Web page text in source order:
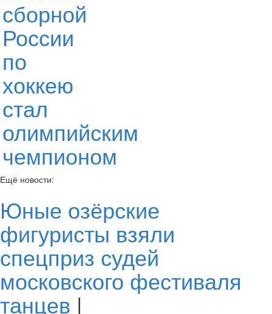
сборной
России
по
хоккею
стал
олимпийским
чемпионом
Ещё новости:
Юные озёрские
фигуристы взяли
спецприз судей
московского фестиваля
танцев |